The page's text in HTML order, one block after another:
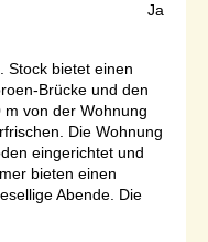
Ja
Stock bietet einen
Brücke und den
von der Wohnung
Die Wohnung
eingerichtet und
bieten einen
Abende. Die